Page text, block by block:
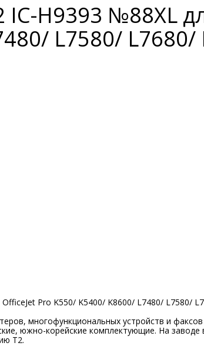
H9393 №88XL
L7580/
Pro K550/ K5400/ K8600/ L7480/ L7580/
многофункциональных устройств и
южно-корейские комплектующие. На
Т2.